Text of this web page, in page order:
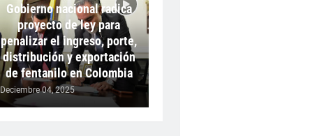
Gobierno nacional radica
proyecto de ley para
penalizar el ingreso, porte,
distribución y exportación
de fentanilo en Colombia
Deciembre 04, 2025